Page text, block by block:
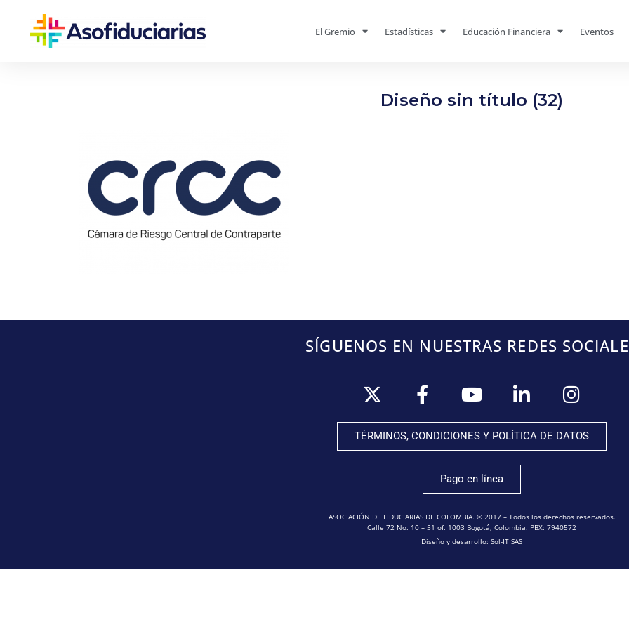
El Gremio Estadísticas Educación Financiera Eventos
Diseño sin título (32)
SÍGUENOS EN NUESTRAS REDES
TÉRMINOS, CONDICIONES Y POLÍTICA DE DATOS
Pago en línea
ASOCIACIÓN DE FIDUCIARIAS DE COLOMBIA. © 2017 – Todos los derechos reservados.
Calle 72 No. 10 – 51 of. 1003 Bogotá, Colombia. PBX: 7940572
Diseño y desarrollo: Sol-IT SAS